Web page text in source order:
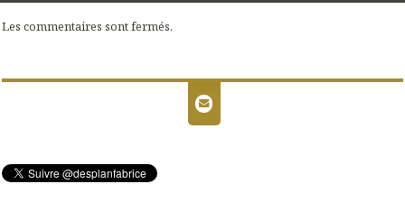
Les commentaires sont fermés.